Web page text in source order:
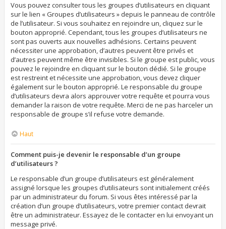
Vous pouvez consulter tous les groupes d’utilisateurs en cliquant
sur le lien « Groupes d’utilisateurs » depuis le panneau de contrôle
de l’utilisateur. Si vous souhaitez en rejoindre un, cliquez sur le
bouton approprié. Cependant, tous les groupes d’utilisateurs ne
sont pas ouverts aux nouvelles adhésions. Certains peuvent
nécessiter une approbation, d’autres peuvent être privés et
d’autres peuvent même être invisibles. Si le groupe est public, vous
pouvez le rejoindre en cliquant sur le bouton dédié. Si le groupe
est restreint et nécessite une approbation, vous devez cliquer
également sur le bouton approprié. Le responsable du groupe
d’utilisateurs devra alors approuver votre requête et pourra vous
demander la raison de votre requête. Merci de ne pas harceler un
responsable de groupe s’il refuse votre demande.
Haut
Comment puis-je devenir le responsable d’un groupe
d’utilisateurs ?
Le responsable d’un groupe d’utilisateurs est généralement
assigné lorsque les groupes d’utilisateurs sont initialement créés
par un administrateur du forum. Si vous êtes intéressé par la
création d’un groupe d’utilisateurs, votre premier contact devrait
être un administrateur. Essayez de le contacter en lui envoyant un
message privé.